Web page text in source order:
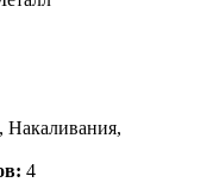
Накаливания,
4